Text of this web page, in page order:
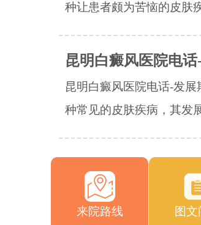
种让患者颇为苦恼的皮肤
昆明白癜风医院电
昆明白癜风医院电话-发
种常见的皮肤疾病，其发
来院路线 图